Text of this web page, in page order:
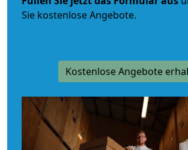
Sie kostenlose Angebote.
Kostenlose Angebote